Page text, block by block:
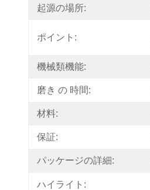
起源の場所:
ポイント:
機械類機能:
磨き の 時間:
材料:
保証:
パッケージの詳細:
ハイライト: